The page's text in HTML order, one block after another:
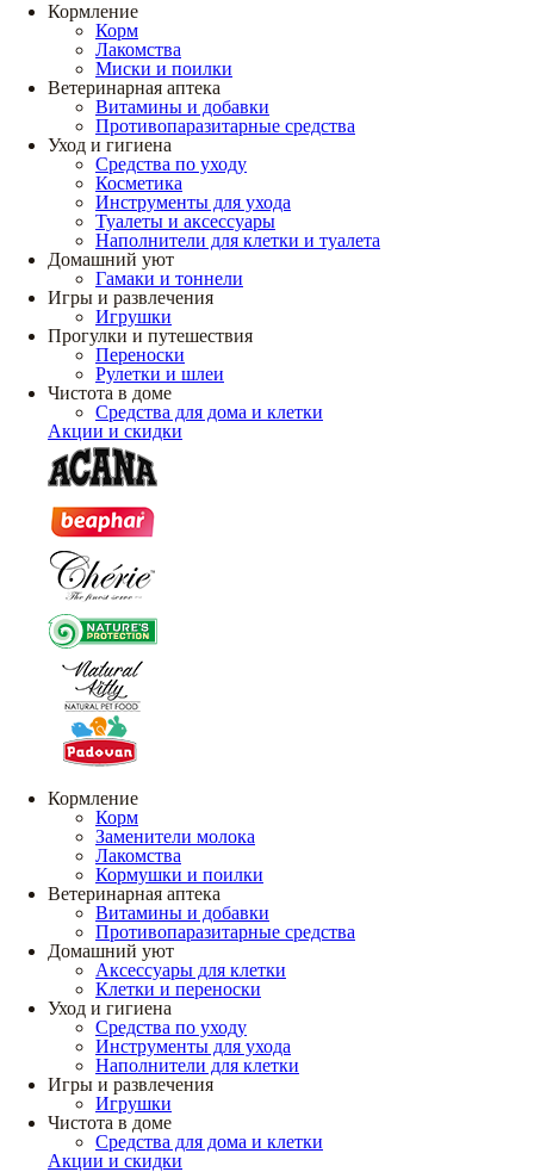
Кормление
Корм
Лакомства
Миски и поилки
Ветеринарная аптека
Витамины и добавки
Противопаразитарные средства
Уход и гигиена
Средства по уходу
Косметика
Инструменты для ухода
Туалеты и аксессуары
Наполнители для клетки и туалета
Домашний уют
Гамаки и тоннели
Игры и развлечения
Игрушки
Прогулки и путешествия
Переноски
Рулетки и шлеи
Чистота в доме
Средства для дома и клетки
Акции и скидки
Кормление
Корм
Заменители молока
Лакомства
Кормушки и поилки
Ветеринарная аптека
Витамины и добавки
Противопаразитарные средства
Домашний уют
Аксессуары для клетки
Клетки и переноски
Уход и гигиена
Средства по уходу
Инструменты для ухода
Наполнители для клетки
Игры и развлечения
Игрушки
Чистота в доме
Средства для дома и клетки
Акции и скидки